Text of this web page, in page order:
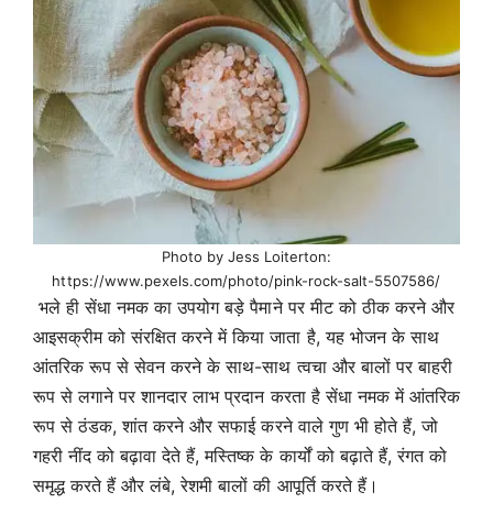
Photo by Jess Loiterton:
https://www.pexels.com/photo/pink-rock-salt-5507586/
भले ही सेंधा नमक का उपयोग बड़े पैमाने पर मीट को ठीक करने और
आइसक्रीम को संरक्षित करने में किया जाता है, यह भोजन के साथ
आंतरिक रूप से सेवन करने के साथ-साथ त्वचा और बालों पर बाहरी
रूप से लगाने पर शानदार लाभ प्रदान करता है सेंधा नमक में आंतरिक
रूप से ठंडक, शांत करने और सफाई करने वाले गुण भी होते हैं, जो
गहरी नींद को बढ़ावा देते हैं, मस्तिष्क के कार्यों को बढ़ाते हैं, रंगत को
समृद्ध करते हैं और लंबे, रेशमी बालों की आपूर्ति करते हैं।